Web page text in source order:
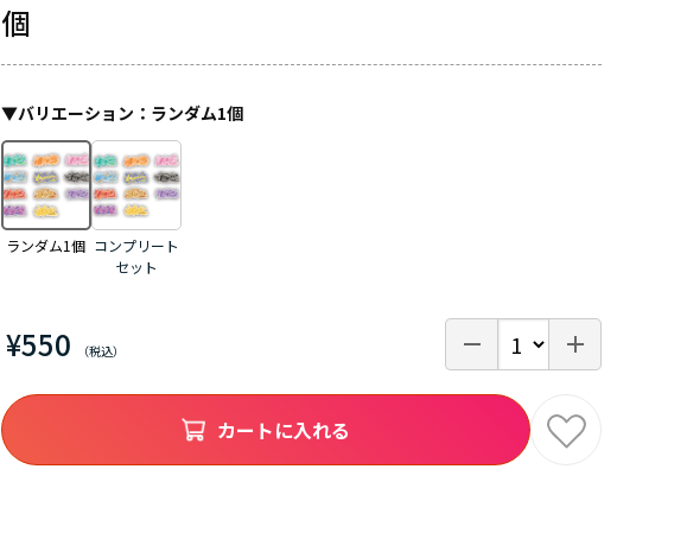
個
¥550
▼バリエーション ： ランダム1個
ランダム1個 コンプリート
セット
カートに入れる